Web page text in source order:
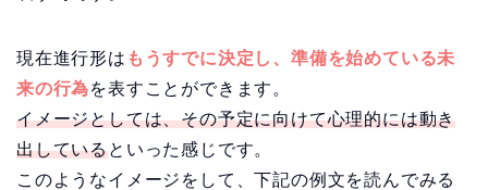
現在進行形は もうすでに決定し、準備を始めている未
来の行為を表すことができます。
イメージとしては、その予定に向けて心理的には動き
出しているといった感じです。
このようなイメージをして、下記の例文を読んでみる